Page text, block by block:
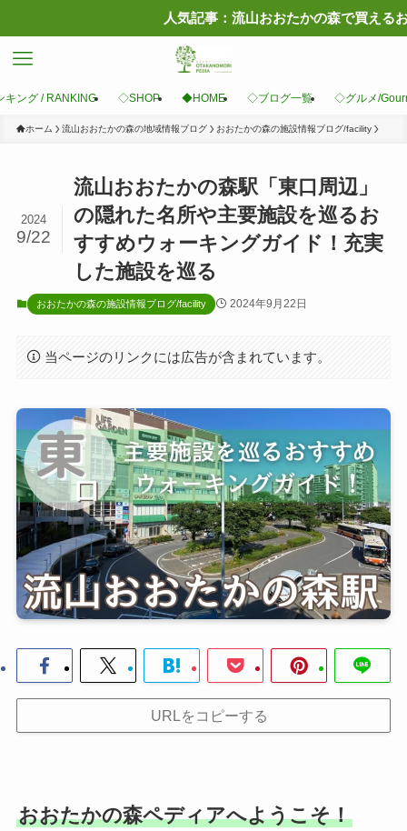
人気記事：流山おおたかの森で買えるおすすめ手土産
ング / RANKING ◇SHOP ◆HOME ◇ブログ一覧 ◇グルメ/
ホーム 流山おおたかの森の地域情報ブログ おおたかの森の施設情報ブログ/facility
流山おおたかの森駅「東口周辺」
の隠れた名所や主要施設を巡るお
すすめウォーキングガイド！充実
した施設を巡る
2024
9/22
おおたかの森の施設情報ブログ/facility 2024年9月22日
当ページのリンクには広告が含まれています。
URLをコピーする
おおたかの森ペディアへようこそ！